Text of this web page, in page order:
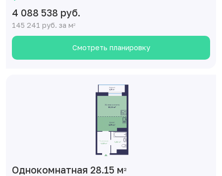
4 088 538 руб.
145 241 руб. за м2
Смотреть планировку
Однокомнатная 28.15 м2